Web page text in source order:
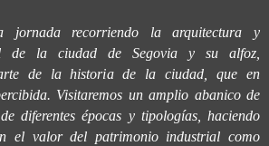
jornada recorriendo la arquitectura y
de la ciudad de Segovia y su alfoz,
de la historia de la ciudad, que en
Visitaremos un amplio abanico de
diferentes épocas y tipologías, haciendo
el valor del patrimonio industrial como